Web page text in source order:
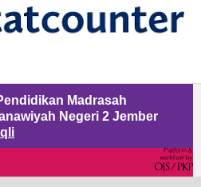
Madrasah
Negeri 2 Jember